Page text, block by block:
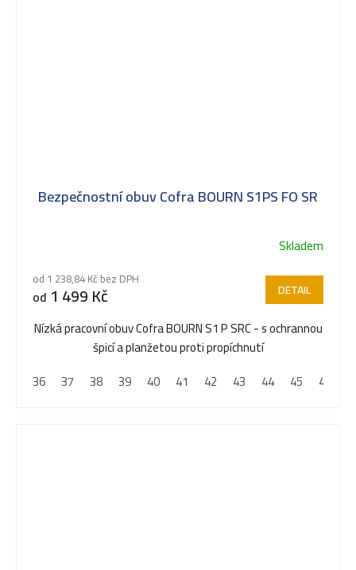
Bezpečnostní obuv Cofra BOURN S1PS FO SR
hodnocení
produktu
je
5,0
hvězdiček.
Skladem
od 1 238,84 Kč bez DPH
od 1 499 Kč DETAIL
Nízká pracovní obuv Cofra BOURN S1 P SRC - s ochrannou
špicí a planžetou proti propíchnutí
36
37 38 39 40 41 42 43 44 45 46